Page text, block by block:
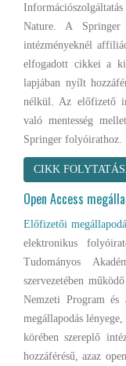
Nature. A Springer
intézményeknél
elfogadott cikkei a
lapjában nyílt
nélkül. Az előfizető
való mentesség
Springer folyóirathoz.
CIKK
Open Access
Előfizetői
elektronikus
Tudományos
szervezetében
Nemzeti Program és
megállapodás
körében szereplő
hozzáférésű, azaz